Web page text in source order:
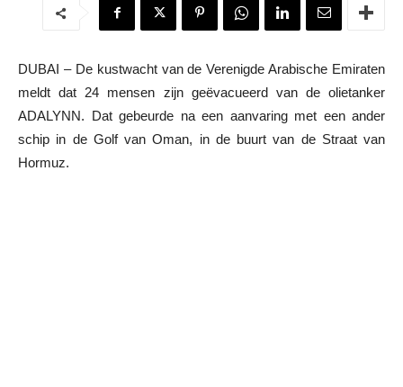
DUBAI – De kustwacht van de Verenigde Arabische Emiraten
meldt dat 24 mensen zijn geëvacueerd van de olietanker
ADALYNN. Dat gebeurde na een aanvaring met een ander
schip in de Golf van Oman, in de buurt van de Straat van
Hormuz.